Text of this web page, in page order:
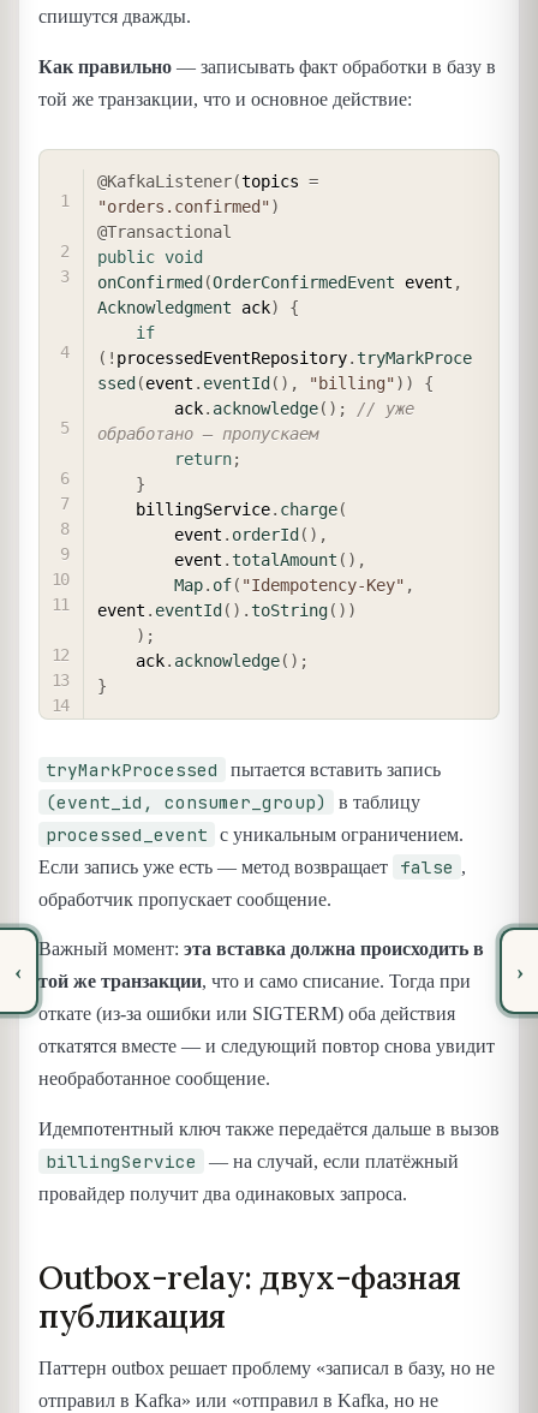
‹
спишутся дважды.
Как правильно — записывать факт обработки в базу в
той же транзакции, что и основное действие:
@KafkaListener(topics =
"orders.confirmed")
@Transactional
public void
onConfirmed (OrderConfirmedEvent event ,
Acknowledgment ack)
{
if
( ! processedEventRepository.tryMarkProce
ssed (event . eventId ( ) , "billing") )
{
        ack
. acknowledge( ) ;
// уже
обработано — пропускаем
return;
}
    billingService
. charge(
        event
. orderId ( ) ,
        event
.totalAmount ( ) ,
Map. of( "Idempotency-Key" ,
event . eventId ( ) .toString( ) )
) ;
    ack
. acknowledge( ) ;
}
tryMarkProcessed пытается вставить запись
(event_id, consumer_group) в таблицу
processed_event
с уникальным ограничением.
Если запись уже есть — метод возвращает
false ,
обработчик пропускает сообщение.
Важный момент: эта вставка должна происходить в
той же транзакции, что и само списание. Тогда при
откате (из-за ошибки или SIGTERM) оба действия
откатятся вместе — и следующий повтор снова увидит
необработанное сообщение.
Идемпотентный ключ также передаётся дальше в вызов
billingService
— на случай, если платёжный
провайдер получит два одинаковых запроса.
Outbox-relay: двух-фазная
публикация
Паттерн outbox решает проблему «записал в базу, но не
отправил в Kafka» или «отправил в Kafka, но не
›